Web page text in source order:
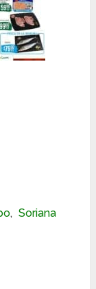
, Soriana